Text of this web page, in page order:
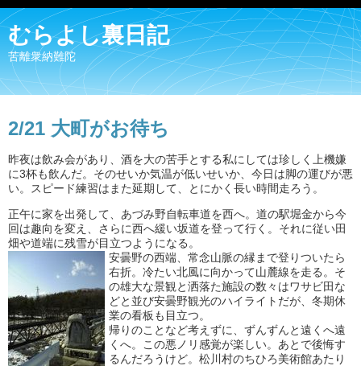
むらよし裏日記
苦離衆納難陀
2/21 大町がお待ち
昨夜は飲み会があり、酒を大の苦手とする私にしては珍しく上機嫌
に3杯も飲んだ。そのせいか気温が低いせいか、今日は脚の運びが悪
い。スピード練習はまた延期して、とにかく長い時間走ろう。
正午に家を出発して、あづみ野自転車道を西へ。道の駅堀金から今
回は趣向を変え、さらに西へ緩い坂道を登って行く。それに従い田
畑や道端に残雪が目立つようになる。
安曇野の西端、常念山脈の縁まで登りついたら
右折。冷たい北風に向かって山麓線を走る。そ
の雄大な景観と洒落た施設の数々はワサビ田な
どと並び安曇野観光のハイライトだが、冬期休
業の看板も目立つ。
帰りのことなど考えずに、ずんずんと遠くへ遠
くへ。この悪ノリ感覚が楽しい。あとで後悔す
るんだろうけど。松川村のちひろ美術館あたり